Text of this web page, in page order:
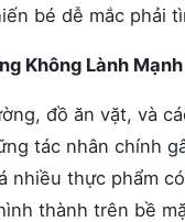
bé dễ mắc phải
Không Lành Mạnh
đồ ăn vặt, và
tác nhân chính
nhiều thực phẩm
thành trên bề